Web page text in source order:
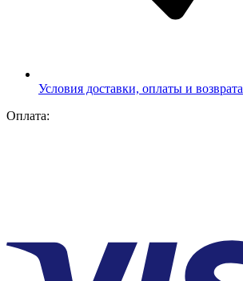
Условия доставки, оплаты и возврата
Оплата: